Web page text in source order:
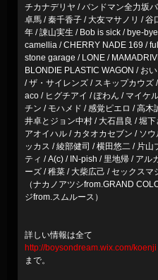
チカナデリヤ / バンドマン全力坂
卓馬 / 秦千香子 / 大友マサノリ /
年 / 諌山実生 / Bob is sick / bye-
camellia / CHERRY NADE 169 /
stone garage / LONE /
BLONDIE PLASTIC WAGON / お
/ ザ・サイレンズ / スキップカウズ
aco / ヒグチアイ / ぽわん / マイケ
チン / モハメド / 感覚ピエロ / 高
井卓とジョン中村 / 大石昌良 / 堀
アオイハル / カタオカセブン / ソ
ッカス / 綾部健司 / 横田悠二 / 片
ティ / A(c) / IN-pish / 里地帰 / アル
ーズ / 稚菜 / 大柴広己 / セックスマ
（ナカノアツシfrom.GRAND
ジfrom.スムルース）
詳しい情報は全て
http://boysondream.wix.com/koenji
まで。